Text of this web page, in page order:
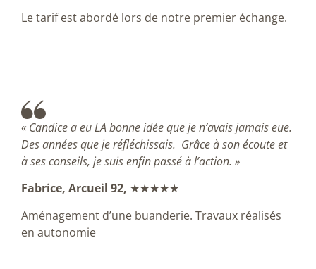
Le tarif est abordé lors de notre premier échange.
« Candice a eu LA bonne idée que je n’avais jamais eue.
Des années que je réfléchissais. Grâce à son écoute et
à ses conseils, je suis enfin passé à l’action. »
Fabrice, Arcueil 92, ★★★★★
Aménagement d’une buanderie. Travaux réalisés
en autonomie